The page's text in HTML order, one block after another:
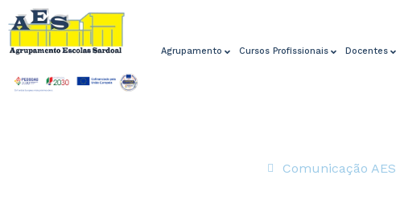
Agrupamento Cursos Profissionais Docentes
Comunicação AES